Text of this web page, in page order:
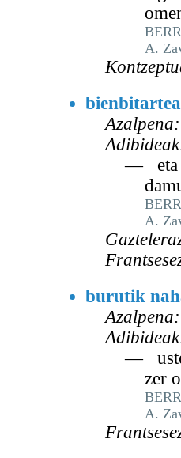
A.
Azalpena:
— eta
A.
burutik
Azalpena:
— uste
zer
A.